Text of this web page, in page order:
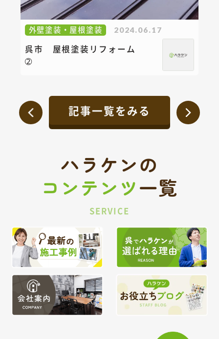
外壁塗装・屋根塗装 2024.06.17
呉市 屋根塗装リフォーム
➁
記事一覧をみる
ハラケンの
コンテンツ一覧
SERVICE